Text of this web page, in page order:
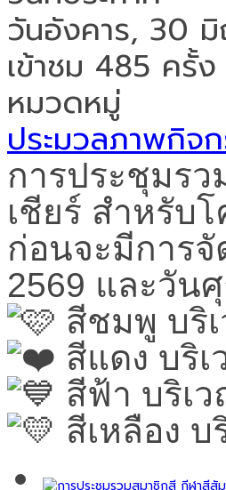
วันอังคาร, 30
เข้าชม 485 ครั้ง
หมวดหมู่
ประมวลภาพกิจ
การประชุมรว
เชียร์ สำหรับ
ก่อนจะมีการ
2569 และวัน
สีชมพู บริ
สีแดง บริ
สีฟ้า บริเ
สีเหลือง